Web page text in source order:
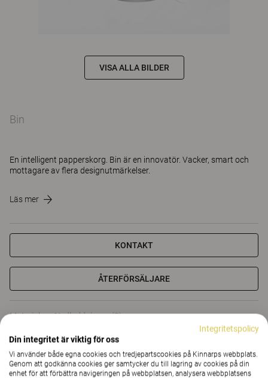
VISA ALLA BILDER
Bin
En intelligent papperskorg. Bin är en innovatör. Vacker, smart och
mottagare av flera designutmärkelser.
Läs mer
KONTAKT
ÅTERFÖRSÄLJARE
Material Nedladdningar (3)
Material
Integritetspolicy
Din integritet är viktig för oss
Vi använder både egna cookies och tredjepartscookies på Kinnarps webbplats.
Genom att godkänna cookies ger samtycker du till lagring av cookies på din
enhet för att förbättra navigeringen på webbplatsen, analysera webbplatsens